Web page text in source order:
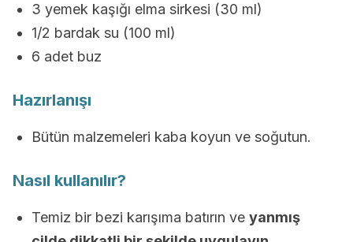
3 yemek kaşığı elma sirkesi (30 ml)
1/2 bardak su (100 ml)
6 adet buz
Hazırlanışı
Bütün malzemeleri kaba koyun ve soğutun.
Nasıl kullanılır?
Temiz bir bezi karışıma batırın ve yanmış